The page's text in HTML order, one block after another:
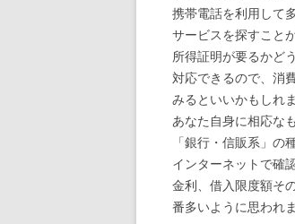
携帯電話を利用して
サービスを探すこと
所得証明が要るかど
対応できるので、消
みるといいかもしれ
あなた自身に相応な
「銀行・信販系」の
インターネットで確
金利、借入限度額そ
番多いように思われま